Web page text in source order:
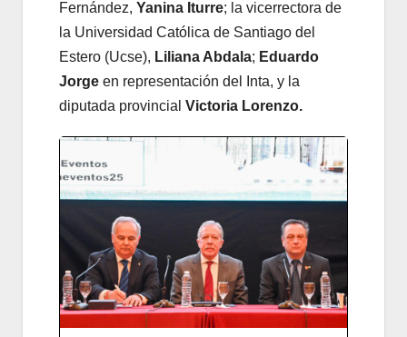
Fernández, Yanina Iturre; la vicerrectora de
la Universidad Católica de Santiago del
Estero (Ucse), Liliana Abdala; Eduardo
Jorge en representación del Inta, y la
diputada provincial Victoria Lorenzo.